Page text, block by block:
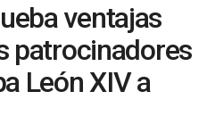
ventajas
patrocinadores
León XIV a